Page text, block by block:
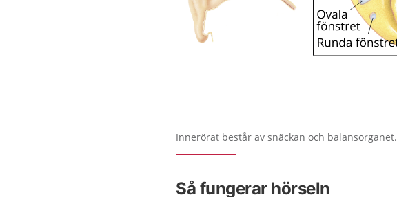
Förstora bilden
Innerörat består av snäckan och balansorganet.
Så fungerar hörseln